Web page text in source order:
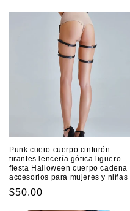
Punk cuero cuerpo cinturón
tirantes lencería gótica liguero
fiesta Halloween cuerpo cadena
accesorios para mujeres y niñas
Precio
$50.00